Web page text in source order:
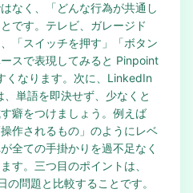
なく、「どんな行為が共通し
です。テレビ、ガレージド
「スイッチを押す」「ボタン
スで表現してみると Pinpoint
くなります。次に、LinkedIn
単語を即決せず、少なくと
癖をつけましょう。例えば
作されるもの」のようにレベ
全ての手掛かりを過不足なく
す。三つ目のポイントは、
問題と比較することです。